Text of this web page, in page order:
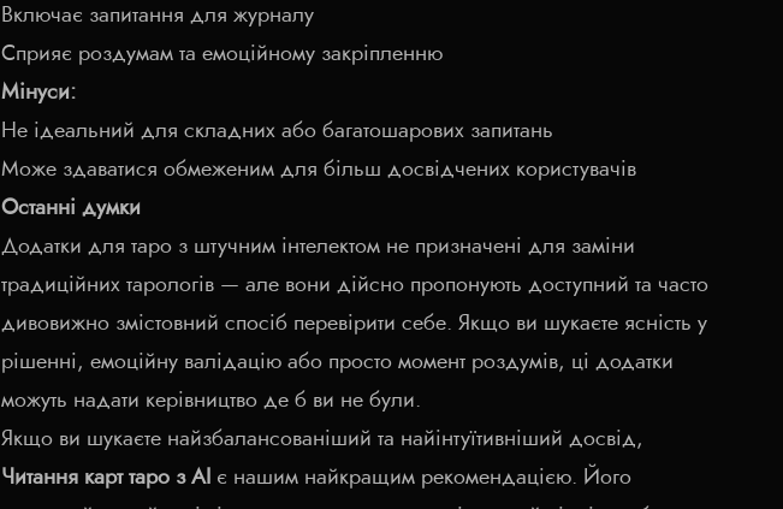
Включає запитання для журналу
Сприяє роздумам та емоційному закріпленню
Мінуси:
Не ідеальний для складних або багатошарових запитань
Може здаватися обмеженим для більш досвідчених користувачів
Останні думки
Додатки для таро з штучним інтелектом не призначені для заміни
традиційних тарологів — але вони дійсно пропонують доступний та часто
дивовижно змістовний спосіб перевірити себе. Якщо ви шукаєте ясність у
рішенні, емоційну валідацію або просто момент роздумів, ці додатки
можуть надати керівництво де б ви не були.
Якщо ви шукаєте найзбалансованіший та найінтуїтивніший досвід,
Читання карт таро з AI є нашим найкращим рекомендацією. Його